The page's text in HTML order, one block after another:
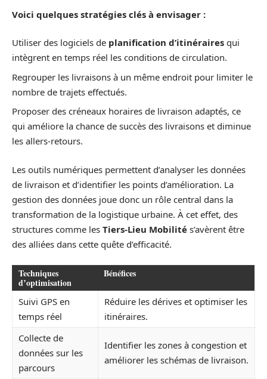
Voici quelques stratégies clés à envisager :
Utiliser des logiciels de planification d’itinéraires qui
intègrent en temps réel les conditions de circulation.
Regrouper les livraisons à un même endroit pour limiter le
nombre de trajets effectués.
Proposer des créneaux horaires de livraison adaptés, ce
qui améliore la chance de succès des livraisons et diminue
les allers-retours.
Les outils numériques permettent d’analyser les données
de livraison et d’identifier les points d’amélioration. La
gestion des données joue donc un rôle central dans la
transformation de la logistique urbaine. À cet effet, des
structures comme les Tiers-Lieu Mobilité s’avèrent être
des alliées dans cette quête d’efficacité.
Techniques
d’optimisation
Bénéfices
Suivi GPS en
temps réel
Réduire les dérives et optimiser les
itinéraires.
Collecte de
données sur les
parcours
Identifier les zones à congestion et
améliorer les schémas de livraison.